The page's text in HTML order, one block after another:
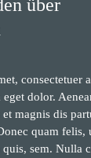
über
consectetuer
dolor.
magnis dis
quam felis,
sem. Nulla